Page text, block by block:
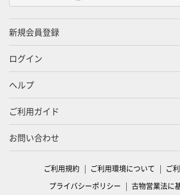
新規会員登録
ログイン
ヘルプ
ご利用ガイド
お問い合わせ
ご利用規約 ご利用環境について
ご
プライバシーポリシー
古物営業法に